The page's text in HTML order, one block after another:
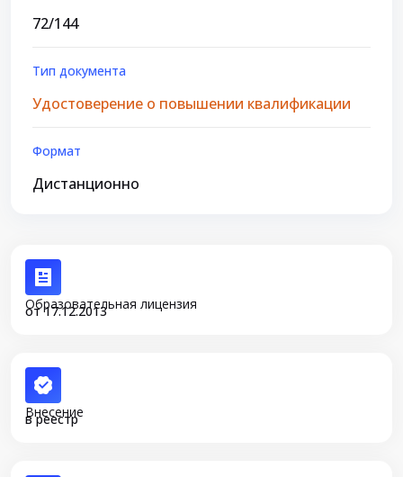
72/144
Тип документа
Удостоверение о повышении квалификации
Формат
Дистанционно
Образовательная лицензия
от 17.12.2013
Внесение
в реестр